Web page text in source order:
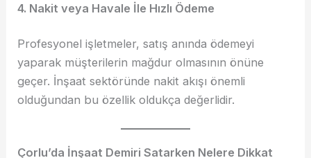
4. Nakit veya Havale İle Hızlı Ödeme
Profesyonel işletmeler, satış anında ödemeyi
yaparak müşterilerin mağdur olmasının önüne
geçer. İnşaat sektöründe nakit akışı önemli
olduğundan bu özellik oldukça değerlidir.
Çorlu’da İnşaat Demiri Satarken Nelere Dikkat